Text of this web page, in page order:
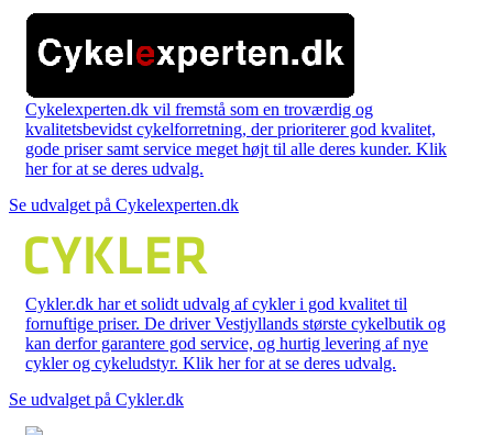
Cykelexperten.dk vil fremstå som en troværdig og
kvalitetsbevidst cykelforretning, der prioriterer god kvalitet,
gode priser samt service meget højt til alle deres kunder. Klik
her for at se deres udvalg.
Se udvalget på Cykelexperten.dk
Cykler.dk har et solidt udvalg af cykler i god kvalitet til
fornuftige priser. De driver Vestjyllands største cykelbutik og
kan derfor garantere god service, og hurtig levering af nye
cykler og cykeludstyr. Klik her for at se deres udvalg.
Se udvalget på Cykler.dk